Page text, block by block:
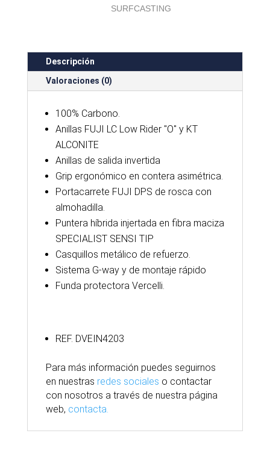
SURFCASTING
Descripción
Valoraciones (0)
100% Carbono.
Anillas FUJI LC Low Rider "O" y KT
ALCONITE
Anillas de salida invertida
Grip ergonómico en contera asimétrica.
Portacarrete FUJI DPS de rosca con
almohadilla.
Puntera híbrida injertada en fibra maciza
SPECIALIST SENSI TIP
Casquillos metálico de refuerzo.
Sistema G-way y de montaje rápido
Funda protectora Vercelli.
REF. DVEIN4203
Para más información puedes seguirnos
en nuestras redes sociales o contactar
con nosotros a través de nuestra página
web, contacta.